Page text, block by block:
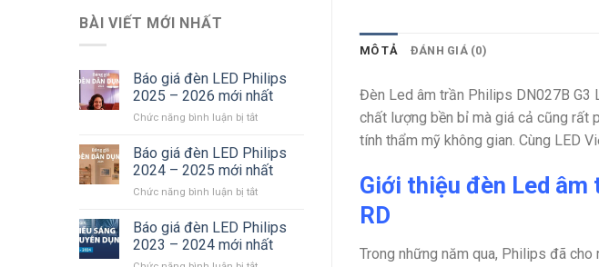
MÔ TẢ ĐÁNH GIÁ (0)
Đèn Led âm trần Philips DN027B G3
chất lượng bền bỉ mà giá cả cũng rất
tính thẩm mỹ không gian. Cùng LED
Giới thiệu đèn Led âm
RD
Trong những năm qua, Philips đã
859.100 ₫.
BÀI VIẾT MỚI NHẤT
Báo giá đèn LED Philips
2025 – 2026 mới nhất
Chức năng bình luận bị tắtở
giá
đèn
LED
Philips
–
2026
Báo giá đèn LED Philips
2024 – 2025 mới nhất
Chức năng bình luận bị tắtở
giá
đèn
LED
Báo giá đèn LED Philips
2023 – 2024 mới nhất